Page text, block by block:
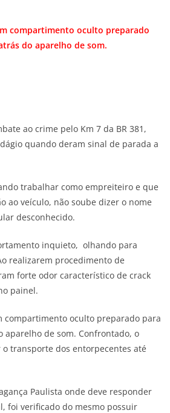
compartimento oculto preparado
do aparelho de som.
ao crime pelo Km 7 da BR 381,
quando deram sinal de parada a
trabalhar como empreiteiro e que
ao veículo, não soube dizer o nome
desconhecido.
inquieto, olhando para
realizarem procedimento de
forte odor característico de crack
painel.
compartimento oculto preparado para
de som. Confrontado, o
transporte dos entorpecentes até
Paulista onde deve responder
foi verificado do mesmo possuir